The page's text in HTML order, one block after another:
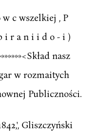
c wszelkiej , P
i r a n i i d o - i )
nasz
w rozmaitych
Publiczności.
Gliszczyński